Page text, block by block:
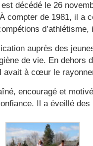
décédé le 26
compter de 1981, il a
auprès des
de vie. En dehors
avait à cœur le
encouragé et
Il a éveillé